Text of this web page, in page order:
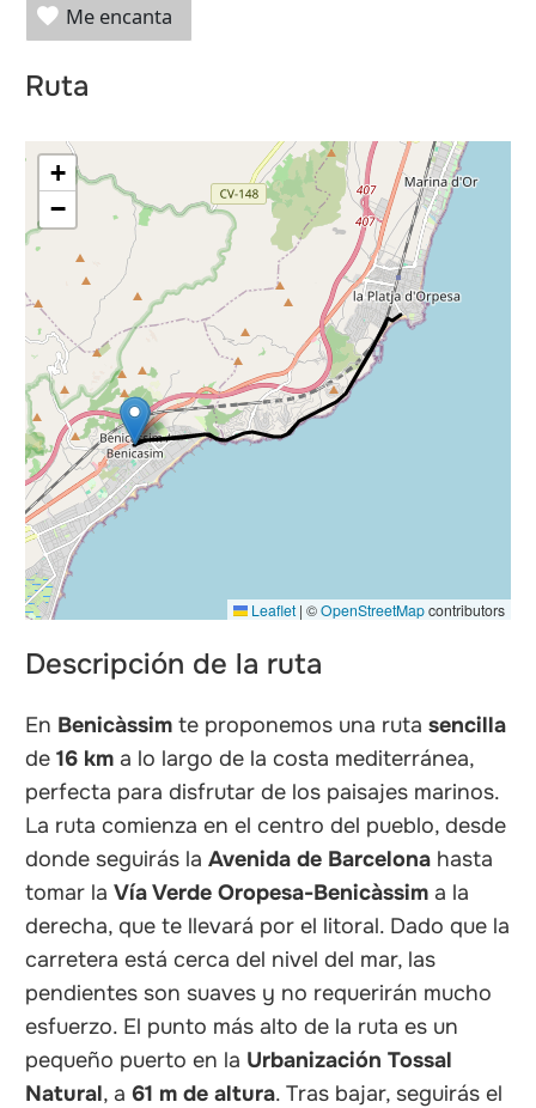
Me encanta
Ruta
+
−
Leaflet | ©OpenStreetMapcontributors
Descripción de la ruta
En Benicàssim te proponemos una rutasencilla
de16 km a lo largo de la costa mediterránea,
perfecta para disfrutar de los paisajes marinos.
La ruta comienza en el centro del pueblo, desde
donde seguirás laAvenida de Barcelona hasta
tomar laVía Verde Oropesa-Benicàssim a la
derecha, que te llevará por el litoral. Dado que la
carretera está cerca del nivel del mar, las
pendientes son suaves y no requerirán mucho
esfuerzo. El punto más alto de la ruta es un
pequeño puerto en la Urbanización Tossal
Natural, a61 m de altura. Tras bajar, seguirás el